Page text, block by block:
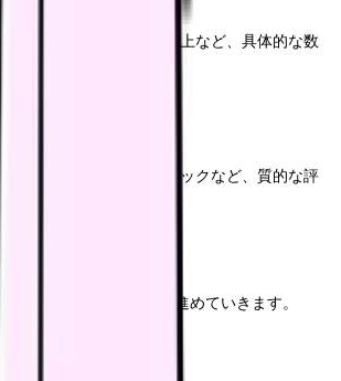
率や有給休暇取得率の向上など、具体的な数
価します。
や患者からのフィードバックなど、質的な評
ル
がら、継続的な改善を進めていきます。